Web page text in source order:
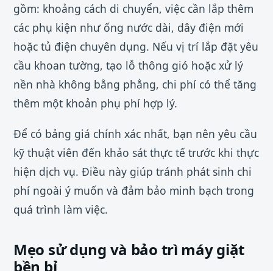
gồm: khoảng cách di chuyển, việc cần lắp thêm
các phụ kiện như ống nước dài, dây điện mới
hoặc tủ điện chuyên dụng. Nếu vị trí lắp đặt yêu
cầu khoan tường, tạo lỗ thông gió hoặc xử lý
nền nhà không bằng phẳng, chi phí có thể tăng
thêm một khoản phụ phí hợp lý.
Để có bảng giá chính xác nhất, bạn nên yêu cầu
kỹ thuật viên đến khảo sát thực tế trước khi thực
hiện dịch vụ. Điều này giúp tránh phát sinh chi
phí ngoài ý muốn và đảm bảo minh bạch trong
quá trình làm việc.
Mẹo sử dụng và bảo trì máy giặt
bền bỉ